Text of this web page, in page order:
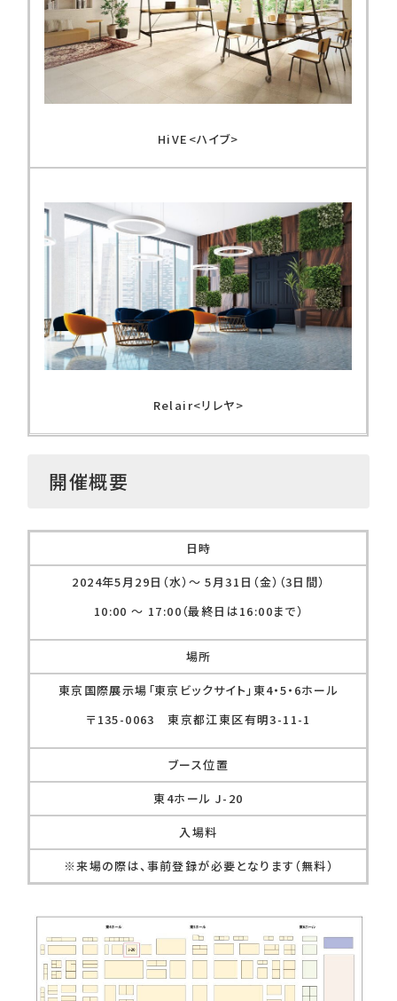
HiVE<ハイブ>
Relair<リレヤ>
開催概要
日時
2024年5月29日（水）～ 5月31日（金）（3日間）
10:00 ～ 17:00（最終日は16:00まで）
場所
東京国際展示場「東京ビックサイト」東4・5・6ホール
〒135-0063 東京都江東区有明3-11-1
ブース位置
東4ホール J-20
入場料
※来場の際は、事前登録が必要となります（無料）